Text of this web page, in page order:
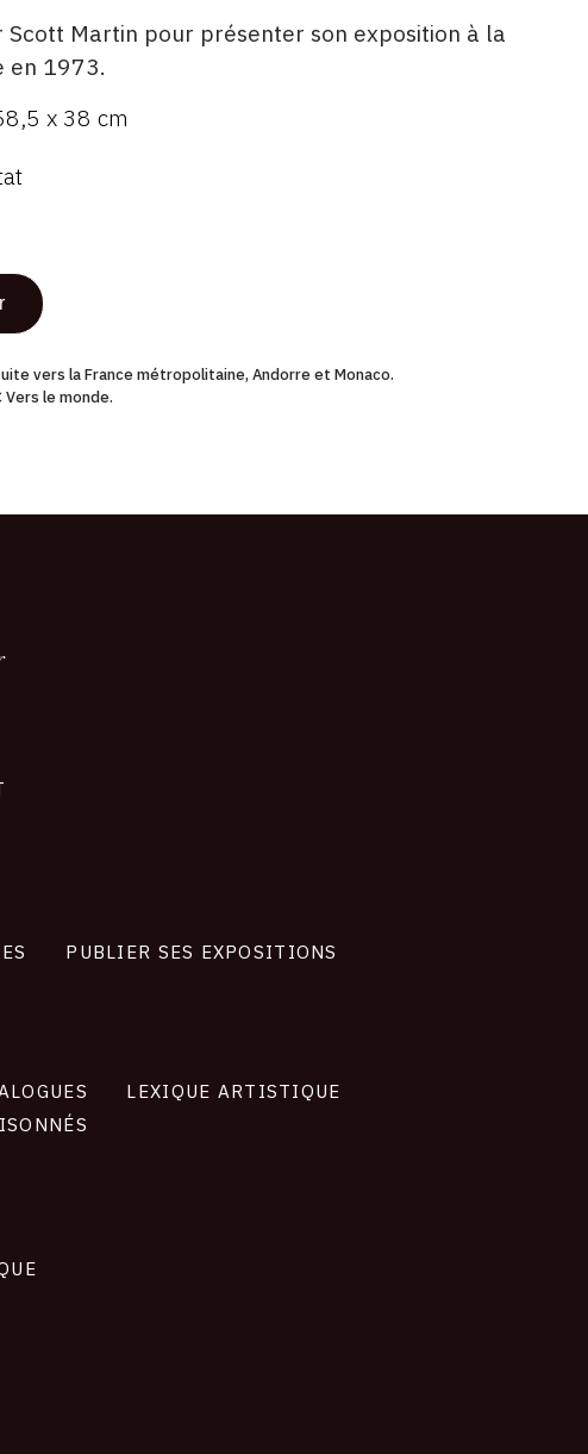
Martin pour présenter son exposition à la
en 1973.
x 38 cm
vers la France métropolitaine, Andorre et Monaco.
Vers le monde.
PUBLIER SES EXPOSITIONS
LEXIQUE ARTISTIQUE